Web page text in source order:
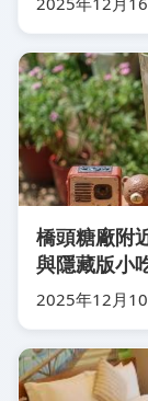
橋頭糖廠附
與隱藏版小
2025年12月